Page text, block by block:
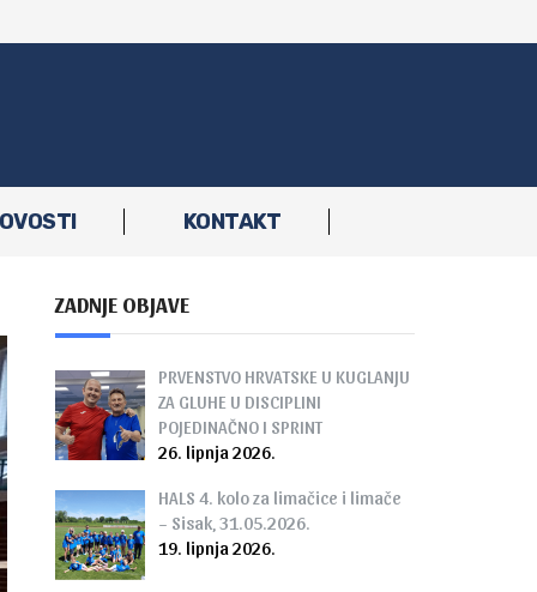
KONTAKT
ZADNJE OBJAVE
PRVENSTVO HRVATSKE U KUGLANJU
ZA GLUHE U DISCIPLINI
POJEDINAČNO I SPRINT
26. lipnja 2026.
HALS 4. kolo za limačice i limače
– Sisak, 31.05.2026.
19. lipnja 2026.